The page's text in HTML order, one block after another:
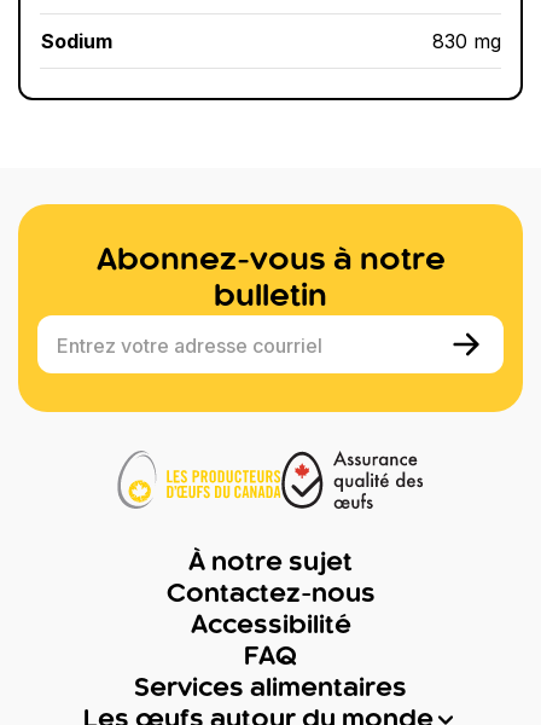
Sodium 830 mg
Abonnez-vous à notre
bulletin
Entrez votre adresse courriel
À notre sujet
Contactez-nous
Accessibilité
FAQ
Services alimentaires
Les œufs autour du monde